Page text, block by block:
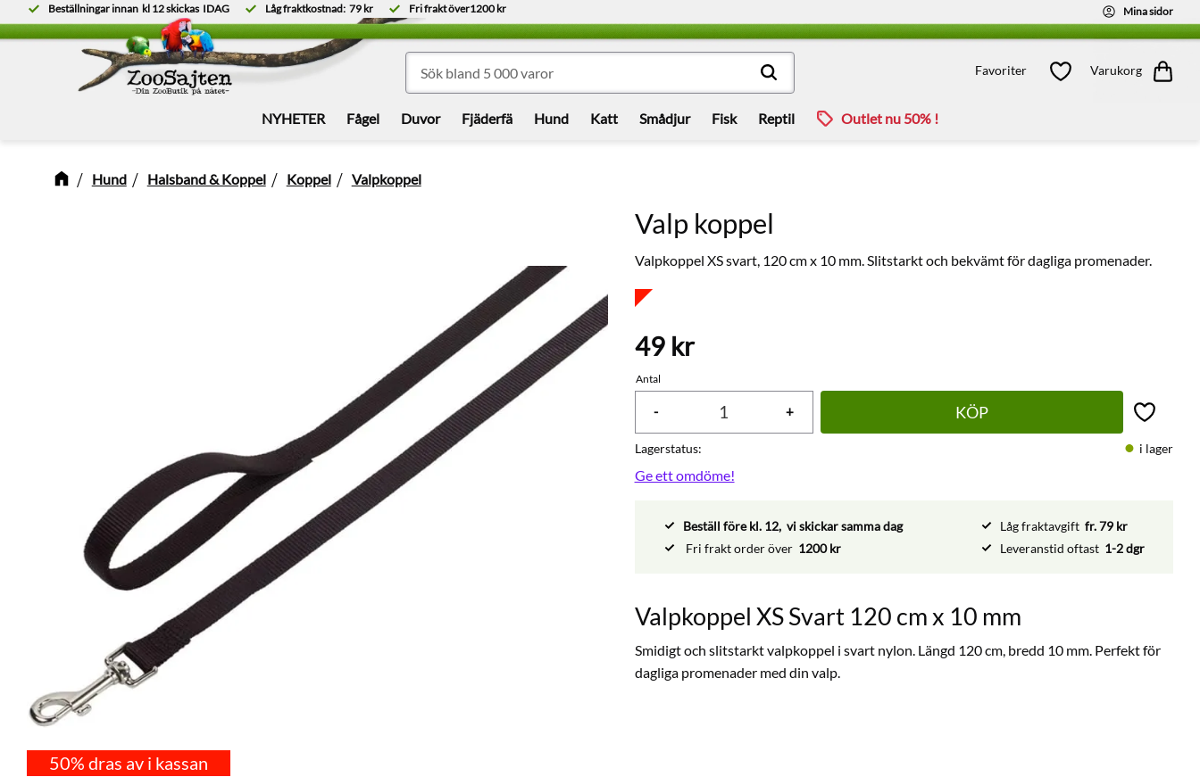
Beställningar innan kl 12skickas IDAG Låg fraktkostnad: 79 kr Fri frakt över1200 kr Mina sidor
Favoriter Varukorg
Favoriter
Kundvagn
NYHETER Fågel Duvor Fjäderfä Hund Katt Smådjur Fisk Reptil Outlet nu 50% !
Hund Halsband & Koppel Koppel Valpkoppel
Valp koppel
Valpkoppel XS svart, 120 cm x 10 mm. Slitstarkt och bekvämt för dagliga promenader.
50% dras av i kassan
49kr
Antal
+
- KÖP Lägg till
Lagerstatus i lager
Ge ett omdöme!
Beställ före kl. 12, vi skickar samma dag Låg fraktavgift fr. 79 kr
Fri frakt order över 1200 kr Leveranstid oftast 1-2 dgr
Valpkoppel XS Svart 120 cm x 10 mm
Smidigt och slitstarkt valpkoppel i svart nylon. Längd 120 cm, bredd 10 mm. Perfekt för
dagliga promenader med din valp.